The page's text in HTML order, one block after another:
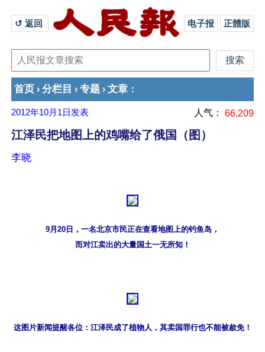
↺ 返回 电子报 正體版
首页 › 分栏目 › 专题 › 文章 ：
2012年10月1日 发表 人气： 66,209
江泽民把地图上的鸡嘴给了俄国（图）
李晓
9月20日，一名北京市民正在查看地图上的钓鱼岛，
而对江卖出的大量国土一无所知！
这图片新闻提醒各位：江泽民成了植物人，其卖国罪行也不能被赦免！